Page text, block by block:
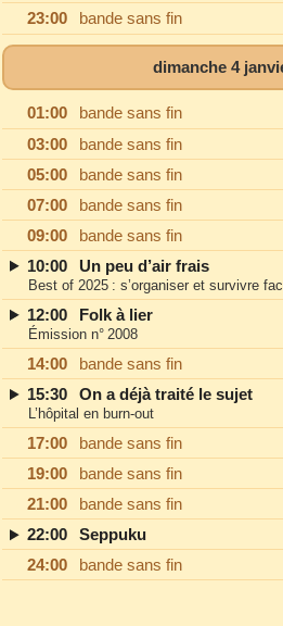
23:00
bande sans fin
dimanche 4
01:00
bande sans fin
03:00
bande sans fin
05:00
bande sans fin
07:00
bande sans fin
09:00
bande sans fin
10:00
Un peu d’air frais
Best of 2025 : s’organiser et survivre
12:00 Folk à lier
Émission n° 2008
14:00
bande sans fin
15:30
On a déjà traité le sujet
L’hôpital en burn‐out
17:00
bande sans fin
19:00
bande sans fin
21:00
bande sans fin
22:00
Seppuku
24:00
bande sans fin